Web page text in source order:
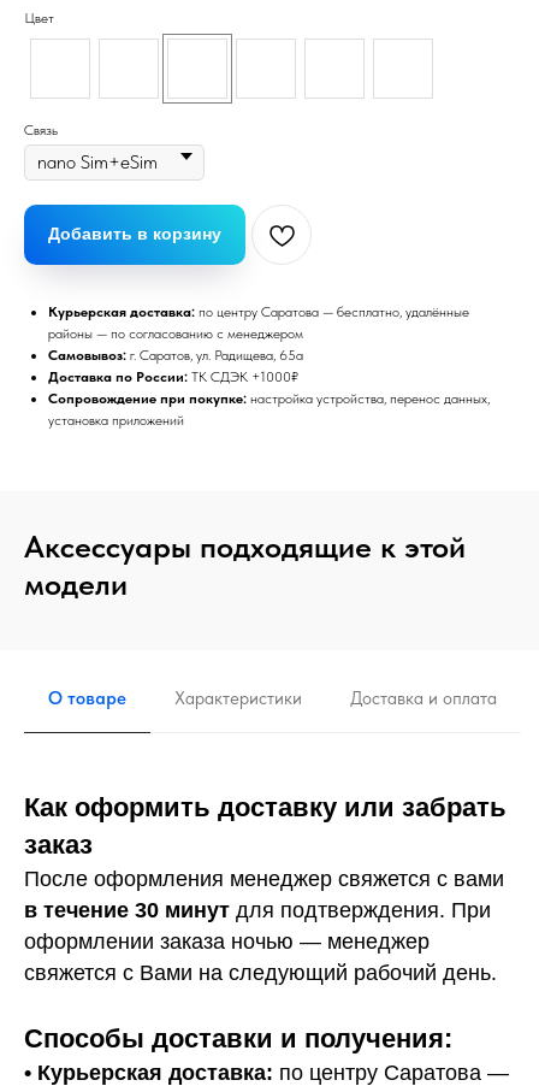
Цвет
Связь
Добавить в корзину
Курьерская доставка: по центру Саратова — бесплатно, удалённые
районы — по согласованию с менеджером
Самовывоз: г. Саратов, ул. Радищева, 65а
Доставка по России: ТК СДЭК +1000₽
Сопровождение при покупке: настройка устройства, перенос данных,
установка приложений
Аксессуары подходящие к этой
модели
О товаре Характеристики Доставка и оплата
Как оформить доставку или забрать
заказ
После оформления менеджер свяжется с вами
в течение 30 минут для подтверждения. При
оформлении заказа ночью — менеджер
свяжется с Вами на следующий рабочий день.
Способы доставки и получения:
• Курьерская доставка: по центру Саратова —